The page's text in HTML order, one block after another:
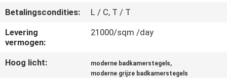
OP
VRAAG
EEN
Betalingscondities:
L / C, T / T
Levering
vermogen:
21000/sqm /day
Hoog licht: moderne badkamerstegels,
moderne grijze badkamerstegels